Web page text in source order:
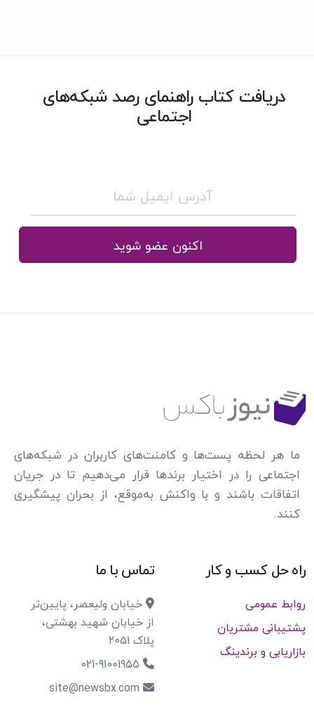
دریافت کتاب راهنمای رصد شبکه‌های
اجتماعی
اکنون عضو شوید
ما هر لحظه پست‌ها و کامنت‌های کاربران در شبکه‌های
اجتماعی را در اختیار برندها قرار می‌دهیم تا در جریان
اتفاقات باشند و با واکنش به‌موقع، از بحران پیشگیری
کنند.
راه حل کسب و کار
روابط عمومی
پشتیبانی مشتریان
بازاریابی و برندینگ
تماس با ما
خیابان ولیعصر، پایین‌تر
از خیابان شهید بهشتی،
پلاک 2051